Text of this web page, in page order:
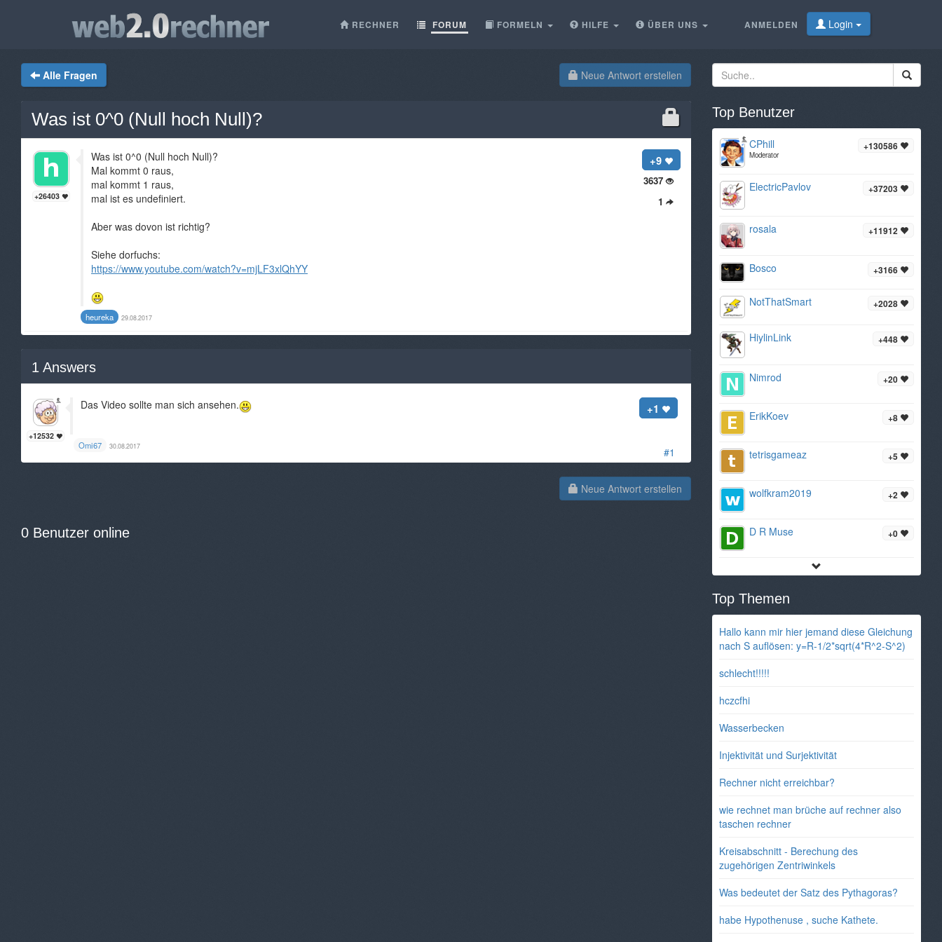
ANMELDEN Login
RECHNER FORUM FORMELN HILFE ÜBER UNS
Neue Antwort erstellen
Alle Fragen
Was ist 0^0 (Null hoch Null)?
+9
3637
1
+26403
Was ist 0^0 (Null hoch Null)?
Mal kommt 0 raus,
mal kommt 1 raus,
mal ist es undefiniert.
Aber was dovon ist richtig?
Siehe dorfuchs:
https://www.youtube.com/watch?v=mjLF3xlQhYY
heureka 29.08.2017
1 Answers
#1
+12532
+1
Das Video sollte man sich ansehen.
Omi67 30.08.2017
Neue Antwort erstellen
0 Benutzer online
Top Benutzer
+130586
CPhill
Moderator
+37203
ElectricPavlov
+11912
rosala
+3166
Bosco
+2028
NotThatSmart
+448
HiylinLink
+20
Nimrod
+8
ErikKoev
+5
tetrisgameaz
+2
wolfkram2019
+0
D R Muse
Top Themen
Hallo kann mir hier jemand diese Gleichung
nach S auflösen: y=R-1/2*sqrt(4*R^2-S^2)
schlecht!!!!!
hczcfhi
Wasserbecken
Injektivität und Surjektivität
Rechner nicht erreichbar?
wie rechnet man brüche auf rechner also
taschen rechner
Kreisabschnitt - Berechung des
zugehörigen Zentriwinkels
Was bedeutet der Satz des Pythagoras?
habe Hypothenuse , suche Kathete.